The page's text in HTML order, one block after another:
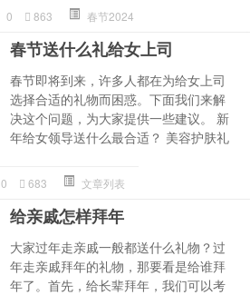
0 863 春节2024
春节送什么礼给女上司
春节即将到来，许多人都在为给女上司
选择合适的礼物而困惑。下面我们来解
决这个问题，为大家提供一些建议。 新
年给女领导送什么最合适？ 美容护肤礼
0 683 文章列表
给亲戚怎样拜年
大家过年走亲戚一般都送什么礼物？过
年走亲戚拜年的礼物，那要看是给谁拜
年了。首先，给长辈拜年，我们可以考